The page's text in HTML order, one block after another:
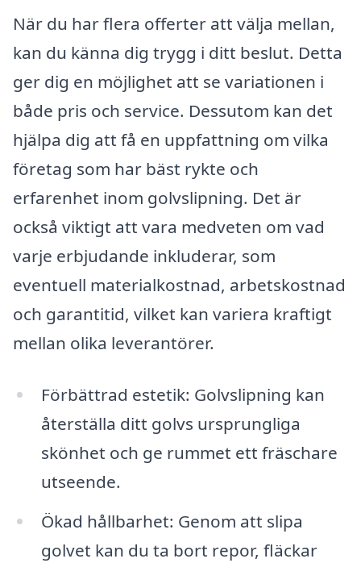
När du har flera offerter att välja mellan,
kan du känna dig trygg i ditt beslut. Detta
ger dig en möjlighet att se variationen i
både pris och service. Dessutom kan det
hjälpa dig att få en uppfattning om vilka
företag som har bäst rykte och
erfarenhet inom golvslipning. Det är
också viktigt att vara medveten om vad
varje erbjudande inkluderar, som
eventuell materialkostnad, arbetskostnad
och garantitid, vilket kan variera kraftigt
mellan olika leverantörer.
Förbättrad estetik: Golvslipning kan
återställa ditt golvs ursprungliga
skönhet och ge rummet ett fräschare
utseende.
Ökad hållbarhet: Genom att slipa
golvet kan du ta bort repor, fläckar